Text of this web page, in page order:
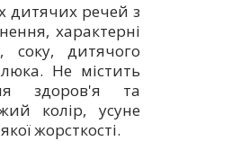
дитячих речей з
характерні
соку, дитячого
Не містить
здоров'я та
колір, усуне
жорсткості.